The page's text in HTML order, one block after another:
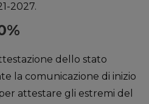
2027.
dello stato
la comunicazione di inizio
attestare gli estremi del